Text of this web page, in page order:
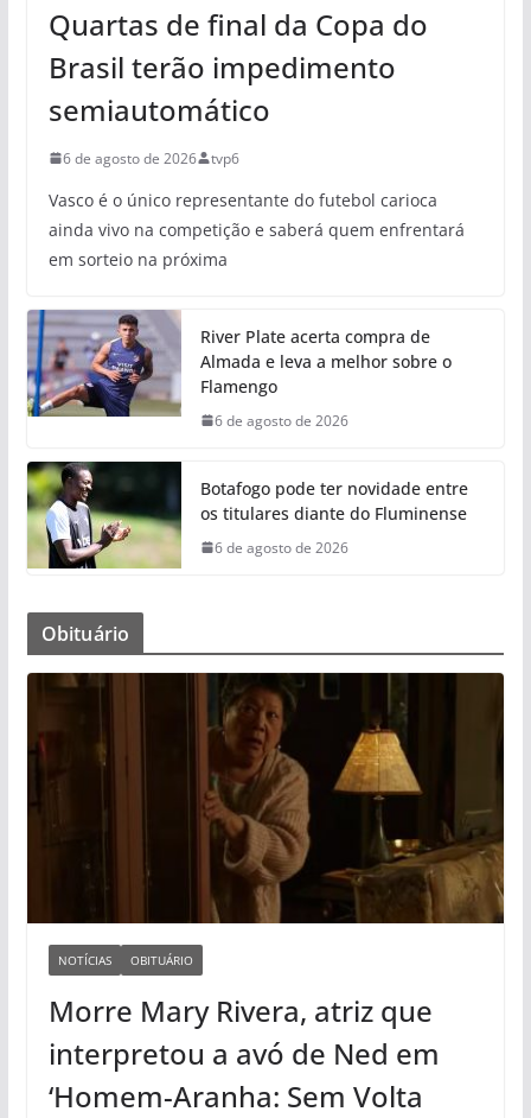
Quartas de final da Copa do
Brasil terão impedimento
semiautomático
6 de agosto de 2026 tvp6
Vasco é o único representante do futebol carioca
ainda vivo na competição e saberá quem enfrentará
em sorteio na próxima
River Plate acerta compra de
Almada e leva a melhor sobre o
Flamengo
6 de agosto de 2026
Botafogo pode ter novidade entre
os titulares diante do Fluminense
6 de agosto de 2026
Obituário
NOTÍCIAS OBITUÁRIO
Morre Mary Rivera, atriz que
interpretou a avó de Ned em
‘Homem-Aranha: Sem Volta